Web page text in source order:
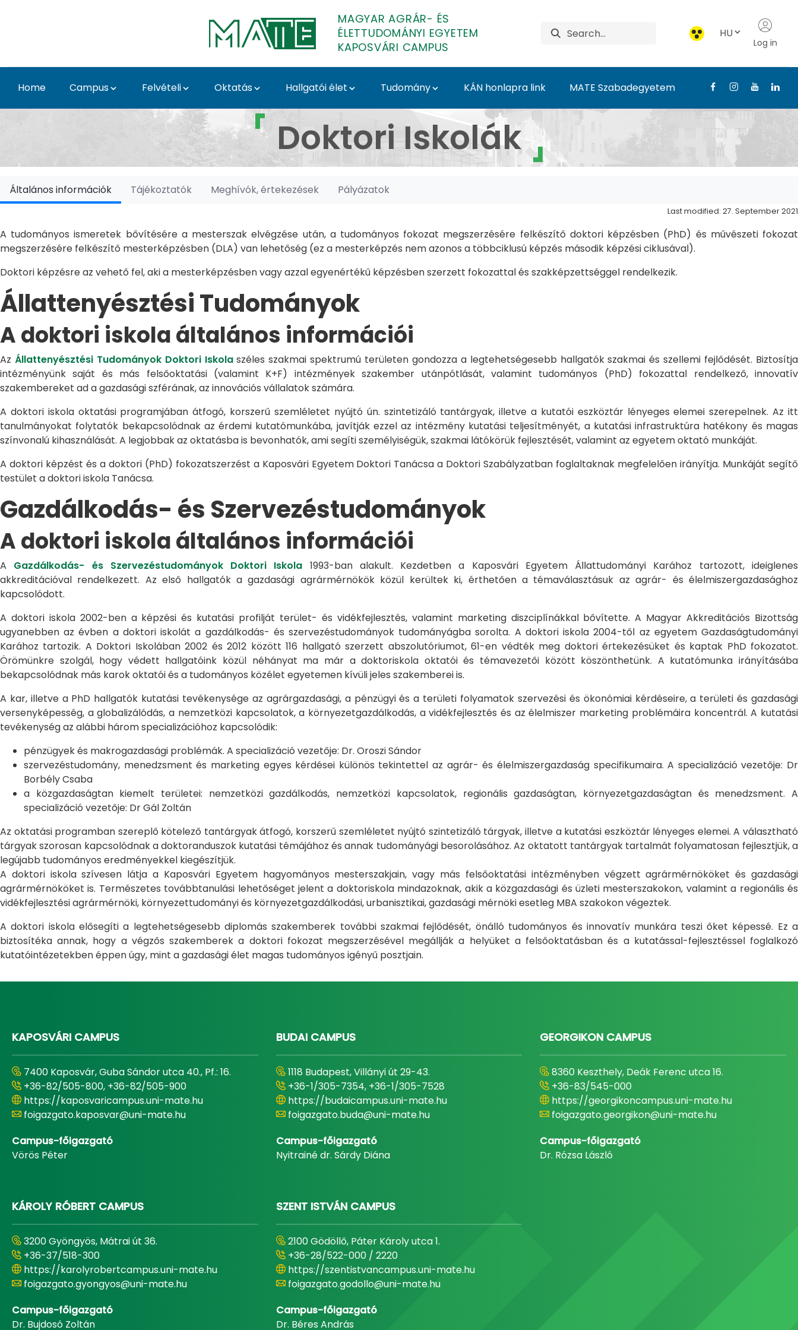
MAGYAR AGRÁR- ÉS
ÉLETTUDOMÁNYI EGYETEM
KAPOSVÁRI CAMPUS
HU
Log in
Home Campus Felvételi Oktatás Hallgatói élet Tudomány KÁN honlapra link MATE Szabadegyetem
Doktori Iskolák - Kaposvári Campus
Doktori Iskolák
Általános információk Tájékoztatók Meghívók, értekezések Pályázatok
Last modified: 27. September 2021
A tudományos ismeretek bővítésére a mesterszak elvégzése után, a tudományos fokozat megszerzésére felkészítő doktori képzésben (PhD) és művészeti fokozat
megszerzésére felkészítő mesterképzésben (DLA) van lehetőség (ez a mesterképzés nem azonos a többciklusú képzés második képzési ciklusával).
Doktori képzésre az vehető fel, aki a mesterképzésben vagy azzal egyenértékű képzésben szerzett fokozattal és szakképzettséggel rendelkezik.
Állattenyésztési Tudományok
A doktori iskola általános információi
Az Állattenyésztési Tudományok Doktori Iskolaszéles szakmai spektrumú területen gondozza a legtehetségesebb hallgatók szakmai és szellemi fejlődését. Biztosítja
intézményünk saját és más felsőoktatási (valamint K+F) intézmények szakember utánpótlását, valamint tudományos (PhD) fokozattal rendelkező, innovatív
szakembereket ad a gazdasági szférának, az innovációs vállalatok számára.
A doktori iskola oktatási programjában átfogó, korszerű szemléletet nyújtó ún. szintetizáló tantárgyak, illetve a kutatói eszköztár lényeges elemei szerepelnek. Az itt
tanulmányokat folytatók bekapcsolódnak az érdemi kutatómunkába, javítják ezzel az intézmény kutatási teljesítményét, a kutatási infrastruktúra hatékony és magas
színvonalú kihasználását. A legjobbak az oktatásba is bevonhatók, ami segíti személyiségük, szakmai látókörük fejlesztését, valamint az egyetem oktató munkáját.
A doktori képzést és a doktori (PhD) fokozatszerzést a Kaposvári Egyetem Doktori Tanácsa a Doktori Szabályzatban foglaltaknak megfelelően irányítja. Munkáját segítő
testület a doktori iskola Tanácsa.
Gazdálkodás- és Szervezéstudományok
A doktori iskola általános információi
A Gazdálkodás- és Szervezéstudományok Doktori Iskola 1993-ban alakult. Kezdetben a Kaposvári Egyetem Állattudományi Karához tartozott, ideiglenes
akkreditációval rendelkezett. Az első hallgatók a gazdasági agrármérnökök közül kerültek ki, érthetően a témaválasztásuk az agrár- és élelmiszergazdasághoz
kapcsolódott.
A doktori iskola 2002-ben a képzési és kutatási profilját terület- és vidékfejlesztés, valamint marketing diszciplínákkal bővítette. A Magyar Akkreditációs Bizottság
ugyanebben az évben a doktori iskolát a gazdálkodás- és szervezéstudományok tudományágba sorolta. A doktori iskola 2004-től az egyetem Gazdaságtudományi
Karához tartozik. A Doktori Iskolában 2002 és 2012 között 116 hallgató szerzett abszolutóriumot, 61-en védték meg doktori értekezésüket és kaptak PhD fokozatot.
Örömünkre szolgál, hogy védett hallgatóink közül néhányat ma már a doktoriskola oktatói és témavezetői között köszönthetünk. A kutatómunka irányításába
bekapcsolódnak más karok oktatói és a tudományos közélet egyetemen kívüli jeles szakemberei is.
A kar, illetve a PhD hallgatók kutatási tevékenysége az agrárgazdasági, a pénzügyi és a területi folyamatok szervezési és ökonómiai kérdéseire, a területi és gazdasági
versenyképesség, a globalizálódás, a nemzetközi kapcsolatok, a környezetgazdálkodás, a vidékfejlesztés és az élelmiszer marketing problémáira koncentrál. A kutatási
tevékenység az alábbi három specializációhoz kapcsolódik:
pénzügyek és makrogazdasági problémák. A specializáció vezetője: Dr. Oroszi Sándor
szervezéstudomány, menedzsment és marketing egyes kérdései különös tekintettel az agrár- és élelmiszergazdaság specifikumaira. A specializáció vezetője: Dr
Borbély Csaba
a közgazdaságtan kiemelt területei: nemzetközi gazdálkodás, nemzetközi kapcsolatok, regionális gazdaságtan, környezetgazdaságtan és menedzsment. A
specializáció vezetője: Dr Gál Zoltán
Az oktatási programban szereplő kötelező tantárgyak átfogó, korszerű szemléletet nyújtó szintetizáló tárgyak, illetve a kutatási eszköztár lényeges elemei. A választható
tárgyak szorosan kapcsolódnak a doktoranduszok kutatási témájához és annak tudományági besorolásához. Az oktatott tantárgyak tartalmát folyamatosan fejlesztjük, a
legújabb tudományos eredményekkel kiegészítjük.
A doktori iskola szívesen látja a Kaposvári Egyetem hagyományos mesterszakjain, vagy más felsőoktatási intézményben végzett agrármérnököket és gazdasági
agrármérnököket is. Természetes továbbtanulási lehetőséget jelent a doktoriskola mindazoknak, akik a közgazdasági és üzleti mesterszakokon, valamint a regionális és
vidékfejlesztési agrármérnöki, környezettudományi és környezetgazdálkodási, urbanisztikai, gazdasági mérnöki esetleg MBA szakokon végeztek.
A doktori iskola elősegíti a legtehetségesebb diplomás szakemberek további szakmai fejlődését, önálló tudományos és innovatív munkára teszi őket képessé. Ez a
biztosítéka annak, hogy a végzős szakemberek a doktori fokozat megszerzésével megállják a helyüket a felsőoktatásban és a kutatással-fejlesztéssel foglalkozó
kutatóintézetekben éppen úgy, mint a gazdasági élet magas tudományos igényű posztjain.
KAPOSVÁRI CAMPUS
7400 Kaposvár, Guba Sándor utca 40., Pf.: 16.
+36-82/505-800, +36-82/505-900
https://kaposvaricampus.uni-mate.hu
foigazgato.kaposvar@uni-mate.hu
Campus-főigazgató
Vörös Péter
BUDAI CAMPUS
1118 Budapest, Villányi út 29-43.
+36-1/305-7354, +36-1/305-7528
https://budaicampus.uni-mate.hu
foigazgato.buda@uni-mate.hu
Campus-főigazgató
Nyitrainé dr. Sárdy Diána
GEORGIKON CAMPUS
8360 Keszthely, Deák Ferenc utca 16.
+36-83/545-000
https://georgikoncampus.uni-mate.hu
foigazgato.georgikon@uni-mate.hu
Campus-főigazgató
Dr. Rózsa László
KÁROLY RÓBERT CAMPUS
3200 Gyöngyös, Mátrai út 36.
+36-37/518-300
https://karolyrobertcampus.uni-mate.hu
foigazgato.gyongyos@uni-mate.hu
Campus-főigazgató
Dr. Bujdosó Zoltán
SZENT ISTVÁN CAMPUS
2100 Gödöllő, Páter Károly utca 1.
+36-28/522-000 / 2220
https://szentistvancampus.uni-mate.hu
foigazgato.godollo@uni-mate.hu
Campus-főigazgató
Dr. Béres András